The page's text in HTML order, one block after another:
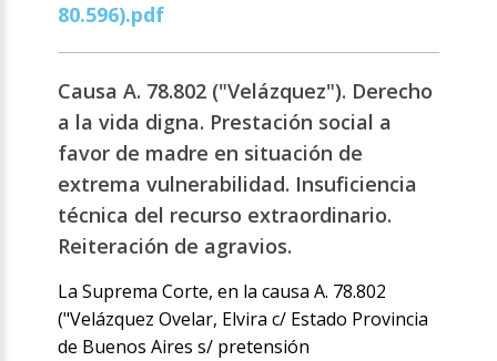
80.596).pdf
Causa A. 78.802 ("Velázquez"). Derecho
a la vida digna. Prestación social a
favor de madre en situación de
extrema vulnerabilidad. Insuficiencia
técnica del recurso extraordinario.
Reiteración de agravios.
La Suprema Corte, en la causa A. 78.802
("Velázquez Ovelar, Elvira c/ Estado Provincia
de Buenos Aires s/ pretensión